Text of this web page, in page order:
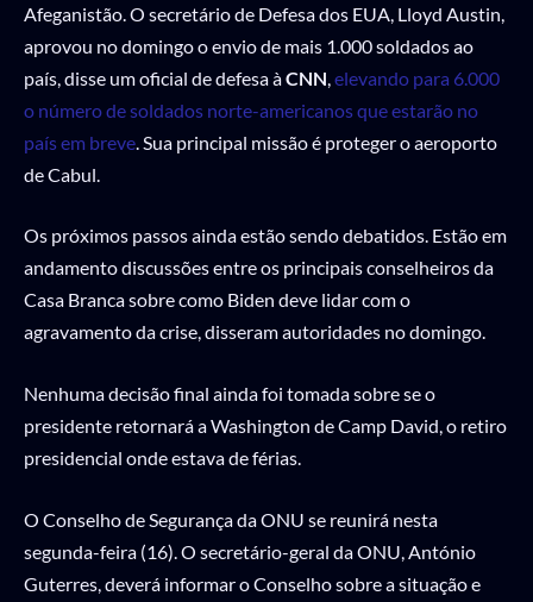
Afeganistão. O secretário de Defesa dos EUA, Lloyd Austin,
aprovou no domingo o envio de mais 1.000 soldados ao
país, disse um oficial de defesa àCNN elevando para 6.000
o número de soldados norte-americanos que estarão no
país em breve . Sua principal missão é proteger o aeroporto
de Cabul.
Os próximos passos ainda estão sendo debatidos. Estão em
andamento discussões entre os principais conselheiros da
Casa Branca sobre como Biden deve lidar com o
agravamento da crise, disseram autoridades no domingo.
Nenhuma decisão final ainda foi tomada sobre se o
presidente retornará a Washington de Camp David, o retiro
presidencial onde estava de férias.
O Conselho de Segurança da ONU se reunirá nesta
segunda-feira (16). O secretário-geral da ONU, António
Guterres, deverá informar o Conselho sobre a situação e